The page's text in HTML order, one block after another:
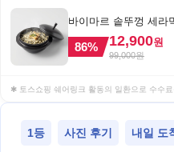
바이마르 솥뚜껑 세라
86% 12,900원
99,000원
✱ 토스쇼핑 쉐어링크 활동의 일환으로 수수료
1등 사진 후기 내일 도